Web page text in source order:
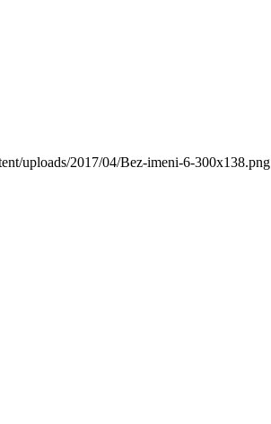
uploads/2017/04/Bez-imeni-6-300x138.png